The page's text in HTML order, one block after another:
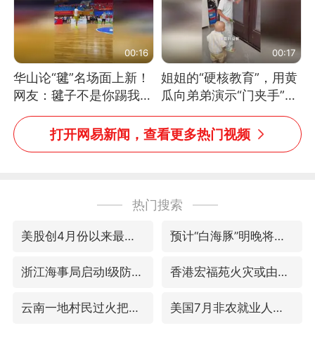
源：新华每日电讯）
00:16
华山论“毽”名场面上新！
网友：毽子不是你踢我
捡，我踢你捡吗
00:17
姐姐的“硬核教育”，用黄
瓜向弟弟演示“门夹手”，
网友：果然言传不如身
教！
打开网易新闻，查看更多热门视频
热门搜索
美股创4月份以来最大单周涨幅 预计“白海豚”明晚将在浙江舟山到福建福鼎一带沿海登陆
浙江海事局启动Ⅰ级防台应急响应 香港宏福苑火灾或由烟头引起
云南一地村民过火把节意外灼伤16人 美国7月非农就业人数意外减少2.3万人